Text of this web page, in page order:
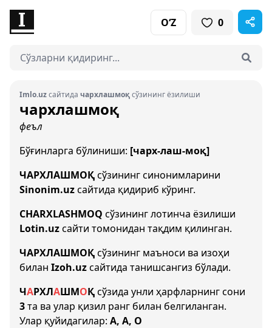
O‘Z 0
Imlo.uzсайтида чархлашмоқсўзининг ёзилиши
чархлашмоқ
феъл
Бўғинларга бўлиниши: [чарх-лаш-моқ]
ЧАРХЛАШМОҚсўзининг синонимларини
Sinonim.uzсайтида қидириб кўринг.
CHARXLASHMOQ сўзининг лотинча ёзилиши
Lotin.uzсайти томонидан тақдим қилинган.
ЧАРХЛАШМОҚсўзининг маъноси ва изоҳи
билан Izoh.uzсайтида танишсангиз бўлади.
ЧАРХЛАШМОҚсўзида унли ҳарфларнинг сони
3та ва улар қизил ранг билан белгиланган.
Улар қуйидагилар: А, А, О